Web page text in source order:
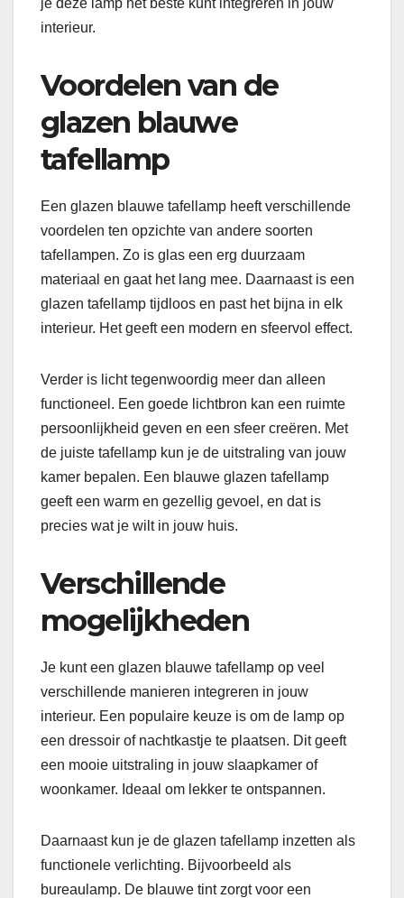
je deze lamp het beste kunt integreren in jouw
interieur.
Voordelen van de
glazen blauwe
tafellamp
Een glazen blauwe tafellamp heeft verschillende
voordelen ten opzichte van andere soorten
tafellampen. Zo is glas een erg duurzaam
materiaal en gaat het lang mee. Daarnaast is een
glazen tafellamp tijdloos en past het bijna in elk
interieur. Het geeft een modern en sfeervol effect.
Verder is licht tegenwoordig meer dan alleen
functioneel. Een goede lichtbron kan een ruimte
persoonlijkheid geven en een sfeer creëren. Met
de juiste tafellamp kun je de uitstraling van jouw
kamer bepalen. Een blauwe glazen tafellamp
geeft een warm en gezellig gevoel, en dat is
precies wat je wilt in jouw huis.
Verschillende
mogelijkheden
Je kunt een glazen blauwe tafellamp op veel
verschillende manieren integreren in jouw
interieur. Een populaire keuze is om de lamp op
een dressoir of nachtkastje te plaatsen. Dit geeft
een mooie uitstraling in jouw slaapkamer of
woonkamer. Ideaal om lekker te ontspannen.
Daarnaast kun je de glazen tafellamp inzetten als
functionele verlichting. Bijvoorbeeld als
bureaulamp. De blauwe tint zorgt voor een